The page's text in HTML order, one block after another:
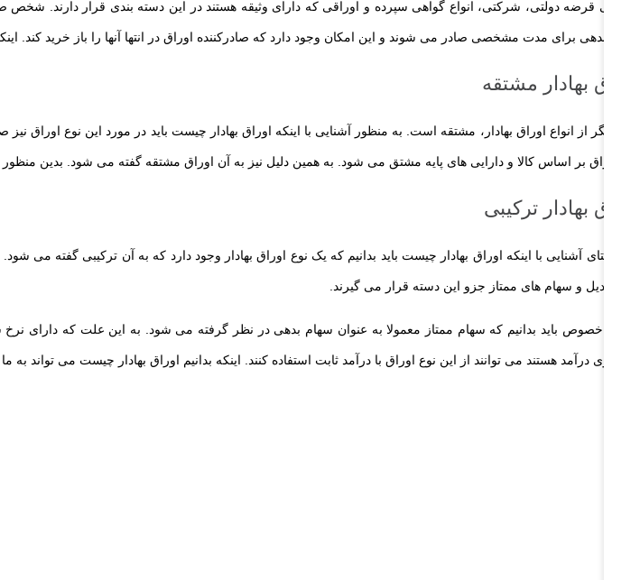
اوراقی قرضه دولتی، شرکتی، انواع گواهی سپرده و اوراقی که دارای وثیقه هستند در این دسته بندی قرار دارند.
اوراق بدهی برای مدت مشخصی صادر می شوند و این امکان وجود دارد که صادرکننده اوراق در انتها آنها را باز خرید کند.
اوراق بهادار مشتقه
یکی دیگر از انواع اوراق بهادار، مشتقه است. به منظور آشنایی با اینکه اوراق بهادار چیست باید در مورد این نوع
این اوراق بر اساس کالا و دارایی های پایه مشتق می شود. به همین دلیل نیز به آن اوراق مشتقه گفته می شود. بدین منظور 4 نوع قرارداد مشتقه با نام های قرارداد سلف، اختیار معامله، معاوضه و قرارداد آتی مشخص می شوند.
اوراق بهادار ترکیبی
در راستای آشنایی با اینکه اوراق بهادار چیست باید بدانیم که یک نوع اوراق بهادار وجود دارد که به آن ترکیبی گفته
قابل تبدیل و سهام های ممتاز جزو این دسته قرار می گیرند.
در این خصوص باید بدانیم که سهام ممتاز معمولا به عنوان سهام بدهی در نظر گرفته می شود. به این علت که
جستجوی درآمد هستند می توانند از این نوع اوراق با درآمد ثابت استفاده کنند. اینکه بدانیم اوراق بهادار چیست می تواند